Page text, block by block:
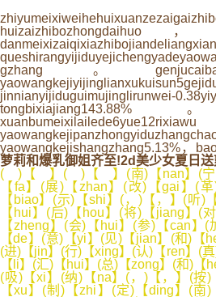
huizaizhibozhongdaihuo，
gzhang。
yaowangkejishangzhang5.13%，
萝莉和爆乳御姐齐至!2d美少女夏日送
( )【 】( )【 】(南)【nan】(宁)
【fa】(展)【zhan】(改)【gai】(
【biao】(示)【shi】(，)【，】(听)
【hui】(后)【hou】(将)【jiang】(
【zheng】(会)【hui】(参)【can】
【de】(意)【yi】(见)【jian】(和)【
(进)【jin】(行)【xing】(认)【ren】(
【li】(汇)【hui】(总)【zong】(和)【
(吸)【xi】(纳)【na】(，)【，】(按
【xu】(制)【zhi】(定)【ding】(南